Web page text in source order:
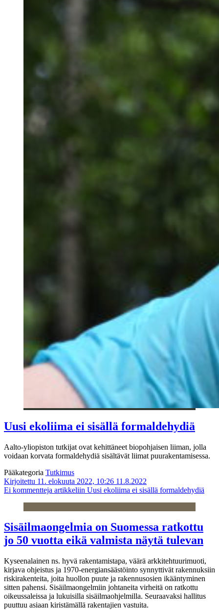
Uusi ekoliima ei sisällä formaldehydiä
Aalto-yliopiston tutkijat ovat kehittäneet biopohjaisen liiman, jolla
voidaan korvata formaldehydiä sisältävät liimat puurakentamisessa.
Pääkategoria Tutkimus
Kirjoitettu 11. elokuuta 2022, 10:26 11.8.2022
Ei kommentteja artikkeliin Uusi ekoliima ei sisällä formaldehydiä
Sisäilmaongelmia on Suomessa ratkottu
jo 50 vuotta eikä valmista näytä tulevan
Kyseenalainen ns. hyvä rakentamistapa, väärä arkkitehtuurimuoti,
kirjava ohjeistus ja 1970-energiansäästöinto synnyttivät rakennuksiin
riskirakenteita, joita huollon puute ja rakennusosien ikääntyminen
sitten pahensi. Sisäilmaongelmiin johtaneita virheitä on ratkottu
oikeussaleissa ja lukuisilla sisäilmaohjelmilla. Seuraavaksi hallitus
puuttuu asiaan kiristämällä rakentajien vastuita.